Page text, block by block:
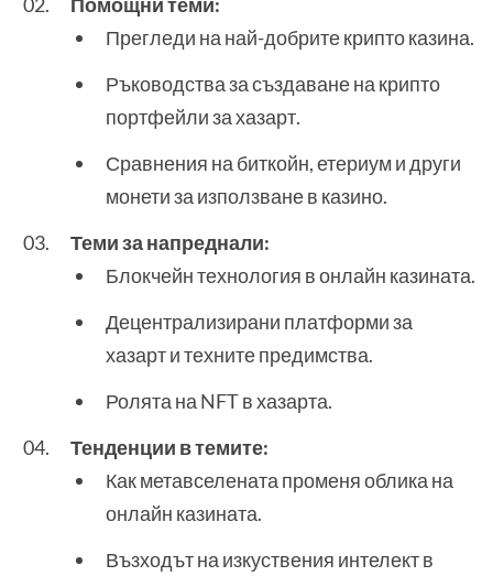
Прегледи на най-добрите крипто казина.
Ръководства за създаване на крипто
портфейли за хазарт.
Сравнения на биткойн, етериум и други
монети за използване в казино.
Теми за напреднали:
Блокчейн технология в онлайн казината.
Децентрализирани платформи за
хазарт и техните предимства.
Ролята на NFT в хазарта.
Тенденции в темите:
Как метавселената променя облика на
онлайн казината.
Възходът на изкуствения интелект в